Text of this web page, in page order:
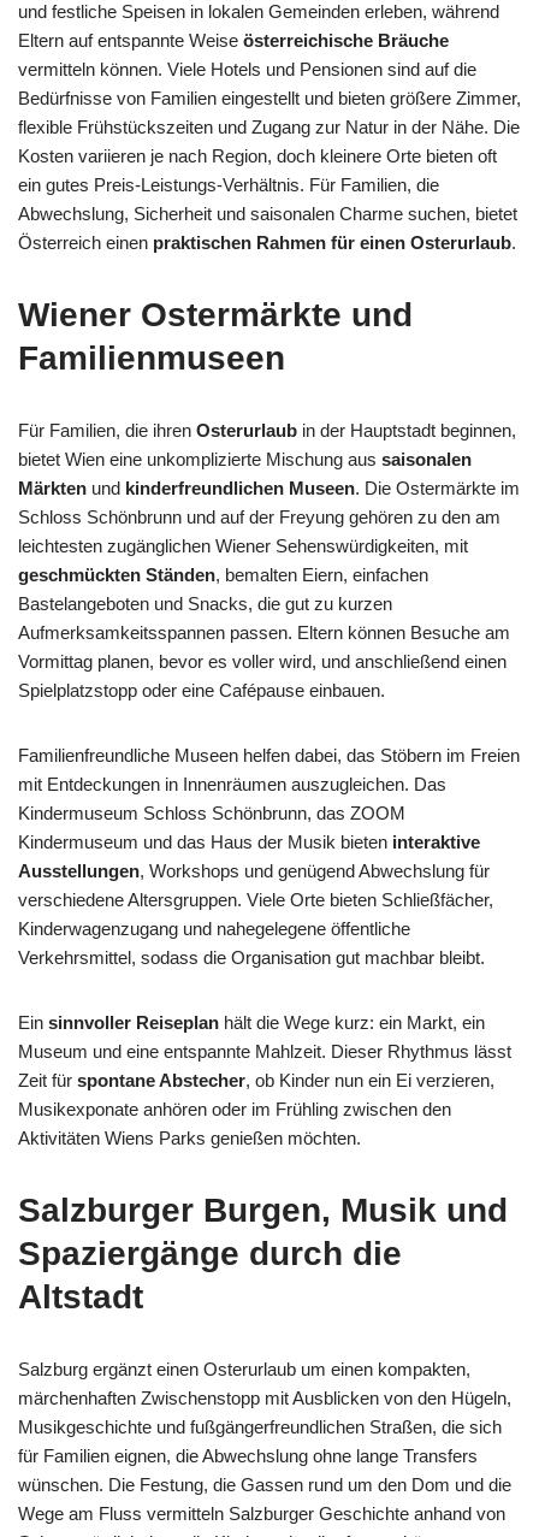
und festliche Speisen in lokalen Gemeinden erleben, während
Eltern auf entspannte Weise österreichische Bräuche
vermitteln können. Viele Hotels und Pensionen sind auf die
Bedürfnisse von Familien eingestellt und bieten größere Zimmer,
flexible Frühstückszeiten und Zugang zur Natur in der Nähe. Die
Kosten variieren je nach Region, doch kleinere Orte bieten oft
ein gutes Preis-Leistungs-Verhältnis. Für Familien, die
Abwechslung, Sicherheit und saisonalen Charme suchen, bietet
Österreich einen praktischen Rahmen für einen Osterurlaub.
Wiener Ostermärkte und
Familienmuseen
Für Familien, die ihren Osterurlaub in der Hauptstadt beginnen,
bietet Wien eine unkomplizierte Mischung aus saisonalen
Märkten und kinderfreundlichen Museen. Die Ostermärkte im
Schloss Schönbrunn und auf der Freyung gehören zu den am
leichtesten zugänglichen Wiener Sehenswürdigkeiten, mit
geschmückten Ständen, bemalten Eiern, einfachen
Bastelangeboten und Snacks, die gut zu kurzen
Aufmerksamkeitsspannen passen. Eltern können Besuche am
Vormittag planen, bevor es voller wird, und anschließend einen
Spielplatzstopp oder eine Cafépause einbauen.
Familienfreundliche Museen helfen dabei, das Stöbern im Freien
mit Entdeckungen in Innenräumen auszugleichen. Das
Kindermuseum Schloss Schönbrunn, das ZOOM
Kindermuseum und das Haus der Musik bieten interaktive
Ausstellungen, Workshops und genügend Abwechslung für
verschiedene Altersgruppen. Viele Orte bieten Schließfächer,
Kinderwagenzugang und nahegelegene öffentliche
Verkehrsmittel, sodass die Organisation gut machbar bleibt.
Ein sinnvoller Reiseplan hält die Wege kurz: ein Markt, ein
Museum und eine entspannte Mahlzeit. Dieser Rhythmus lässt
Zeit für spontane Abstecher, ob Kinder nun ein Ei verzieren,
Musikexponate anhören oder im Frühling zwischen den
Aktivitäten Wiens Parks genießen möchten.
Salzburger Burgen, Musik und
Spaziergänge durch die
Altstadt
Salzburg ergänzt einen Osterurlaub um einen kompakten,
märchenhaften Zwischenstopp mit Ausblicken von den Hügeln,
Musikgeschichte und fußgängerfreundlichen Straßen, die sich
für Familien eignen, die Abwechslung ohne lange Transfers
wünschen. Die Festung, die Gassen rund um den Dom und die
Wege am Fluss vermitteln Salzburger Geschichte anhand von